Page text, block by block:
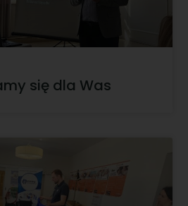
się dla Was